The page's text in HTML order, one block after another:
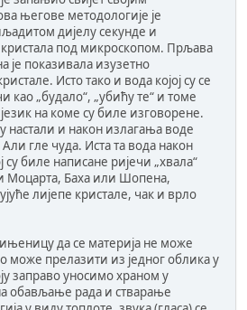
његове методологије је
дијелу секунде и
под микроскопом. Прљава
је показивала изузетно
Исто тако и вода којој су се
као „будало“, „убићу те“ и томе
на коме су биле изговорене.
настали и након излагања воде
гле чуда. Иста та вода након
су биле написане ријечи „хвала“
Моцарта, Баха или Шопена,
лијепе кристале, чак и врло
да се материја не може
може прелазити из једног облика у
заправо уносимо храном у
обављање рада и стварање